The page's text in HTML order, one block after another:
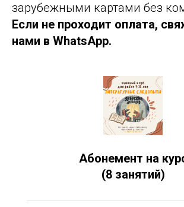
зарубежными картами без
Если не проходит оплата,
нами в WhatsApp.
Абонемент на
(8 занятий)